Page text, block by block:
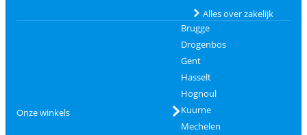
Alles over zakelijk
Onze winkels
Brugge
Drogenbos
Gent
Hasselt
Hognoul
Kuurne
Mechelen